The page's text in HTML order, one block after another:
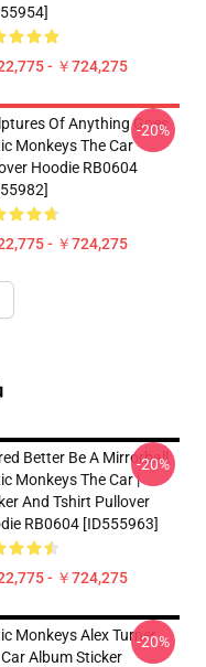
- ￥724,275
Of Anything Goes
Monkeys The Car
Hoodie RB0604
- ￥724,275
-20%
Better Be A Mirrorball
Monkeys The Car |
And Tshirt Pullover
RB0604 [ID555963]
- ￥724,275
-20%
Monkeys Alex Turner
Album Sticker
-20%